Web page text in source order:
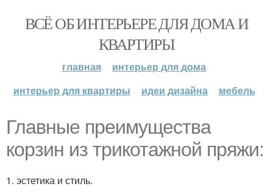
ВСЁ ОБ ИНТЕРЬЕРЕ ДЛЯ ДОМА И
КВАРТИРЫ
главная
интерьер для дома
интерьер для квартиры
идеи дизайна мебель
Главные преимущества
корзин из трикотажной пряжи:
1. эстетика и стиль.